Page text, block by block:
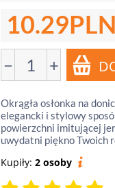
10.29PLN
− +
Okrągła osłonka na
elegancki i stylowy
powierzchni imitującej
uwydatni piękno Twoich
Kupiły: 2 osoby